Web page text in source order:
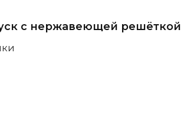
с нержавеющей решёткой